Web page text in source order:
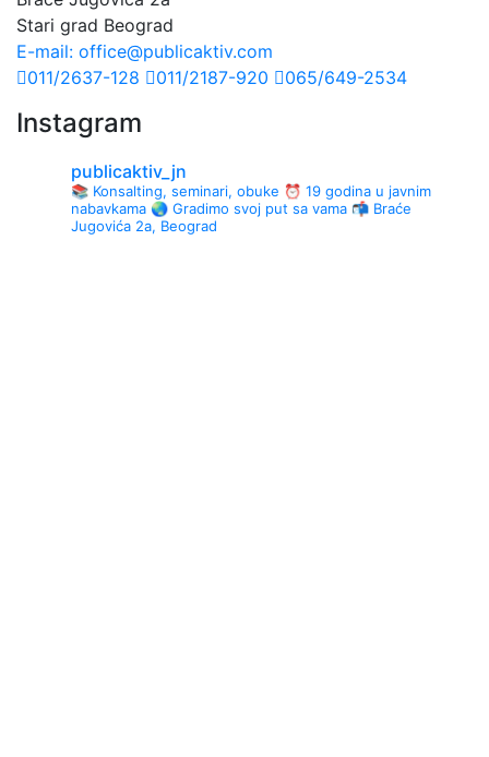
Stari grad Beograd
E-mail: office@publicaktiv.com
011/2637-128
011/2187-920 065/649-2534
Instagram
publicaktiv_jn
📚 Konsalting, seminari, obuke ⏰ 19 godina u javnim
nabavkama 🌏 Gradimo svoj put sa vama 📬 Braće
Jugovića 2a, Beograd